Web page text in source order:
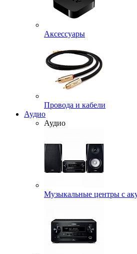
Аксессуары
Провода и кабели
Аудио
Аудио
Музыкальные центры с